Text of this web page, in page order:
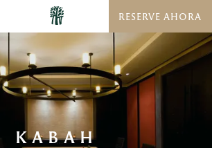
RESERVE AHORA
KABAH